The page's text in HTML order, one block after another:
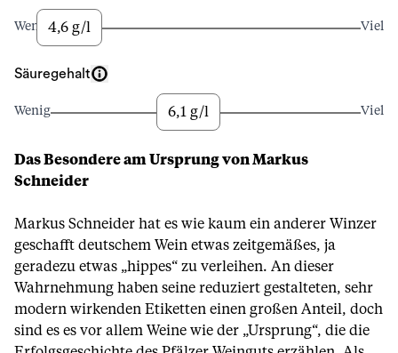
Wenig4,6 g/l Viel
Säuregehalt
Wenig 6,1 g/l Viel
Das Besondere am Ursprung von Markus
Schneider
Markus Schneider hat es wie kaum ein anderer Winzer
geschafft deutschem Wein etwas zeitgemäßes, ja
geradezu etwas „hippes“ zu verleihen. An dieser
Wahrnehmung haben seine reduziert gestalteten, sehr
modern wirkenden Etiketten einen großen Anteil, doch
sind es es vor allem Weine wie der „Ursprung“, die die